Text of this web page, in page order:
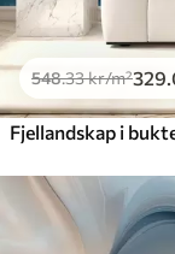
548.33kr/m²329
Fjellandskap i